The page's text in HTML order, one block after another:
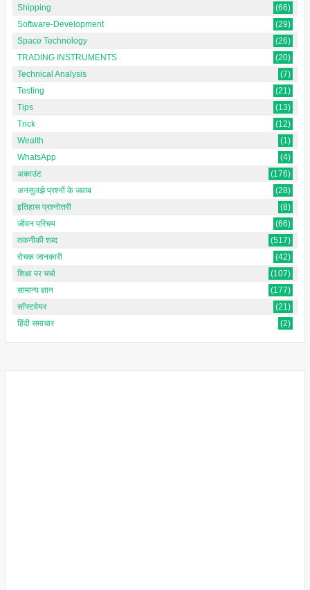
Shipping
(66)
Software-Development
(29)
Space Technology
(26)
TRADING INSTRUMENTS
(20)
Technical Analysis
(7)
Testing
(21)
Tips
(13)
Trick
(12)
Wealth
(1)
WhatsApp
(4)
अकाउंट
(176)
अनसुलझे प्रश्नों के जवाब
(28)
इतिहास प्रश्नोत्तरी
(8)
जीवन परिचय
(66)
तकनीकी शब्द
(517)
रोचक जानकारी
(42)
शिक्षा पर चर्चा
(107)
सामान्य ज्ञान
(177)
सॉफ्टवेयर
(21)
हिंदी समाचार
(2)